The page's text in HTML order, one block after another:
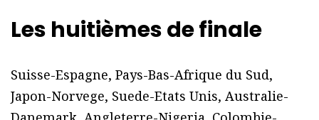
Les huitièmes de finale
Suisse-Espagne, Pays-Bas-Afrique du Sud,
Japon-Norvege, Suede-Etats Unis, Australie-